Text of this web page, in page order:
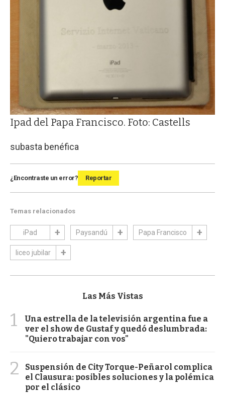
Ipad del Papa Francisco. Foto: Castells
subasta benéfica
¿Encontraste un error? Reportar
Temas relacionados
iPad Paysandú Papa Francisco
liceo jubilar
Las Más Vistas
1
Una estrella de la televisión argentina fue a
ver el show de Gustaf y quedó deslumbrada:
"Quiero trabajar con vos"
2
Suspensión de City Torque-Peñarol complica
el Clausura: posibles soluciones y la polémica
por el clásico